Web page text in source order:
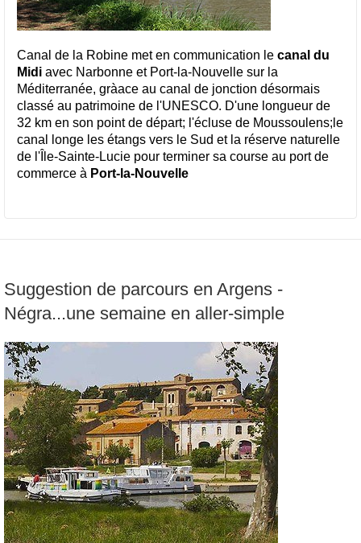
Canal de la Robine met en communication le canal du
Midi avec Narbonne et Port-la-Nouvelle sur la
Méditerranée, gràace au canal de jonction désormais
classé au patrimoine de l'UNESCO. D'une longueur de
32 km en son point de départ; l'écluse de Moussoulens;le
canal longe les étangs vers le Sud et la réserve naturelle
de l'Île-Sainte-Lucie pour terminer sa course au port de
commerce à Port-la-Nouvelle
Suggestion de parcours en Argens -
Négra...une semaine en aller-simple